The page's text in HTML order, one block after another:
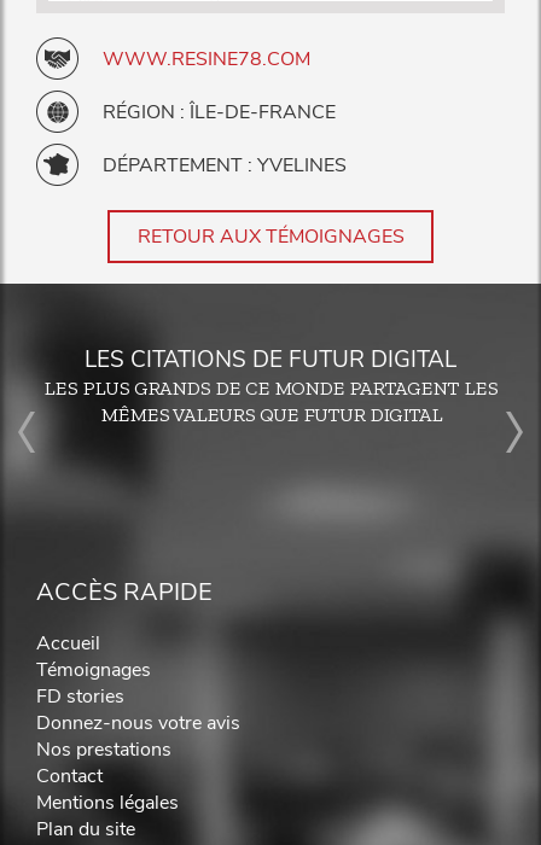
WWW.RESINE78.COM
RÉGION : ÎLE-DE-FRANCE
DÉPARTEMENT : YVELINES
RETOUR AUX TÉMOIGNAGES
LES CITATIONS DE FUTUR DIGITAL
LES PLUS GRANDS DE CE MONDE PARTAGENT LES
MÊMES VALEURS QUE FUTUR DIGITAL
ACCÈS RAPIDE
Accueil
Témoignages
FD stories
Donnez-nous votre avis
Nos prestations
Contact
Mentions légales
Plan du site